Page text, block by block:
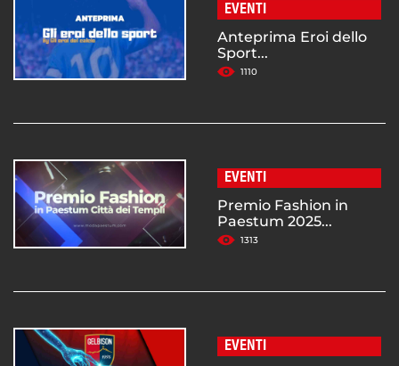
EVENTI
Anteprima Eroi dello
Sport...
1110
EVENTI
Premio Fashion in
Paestum 2025...
1313
EVENTI